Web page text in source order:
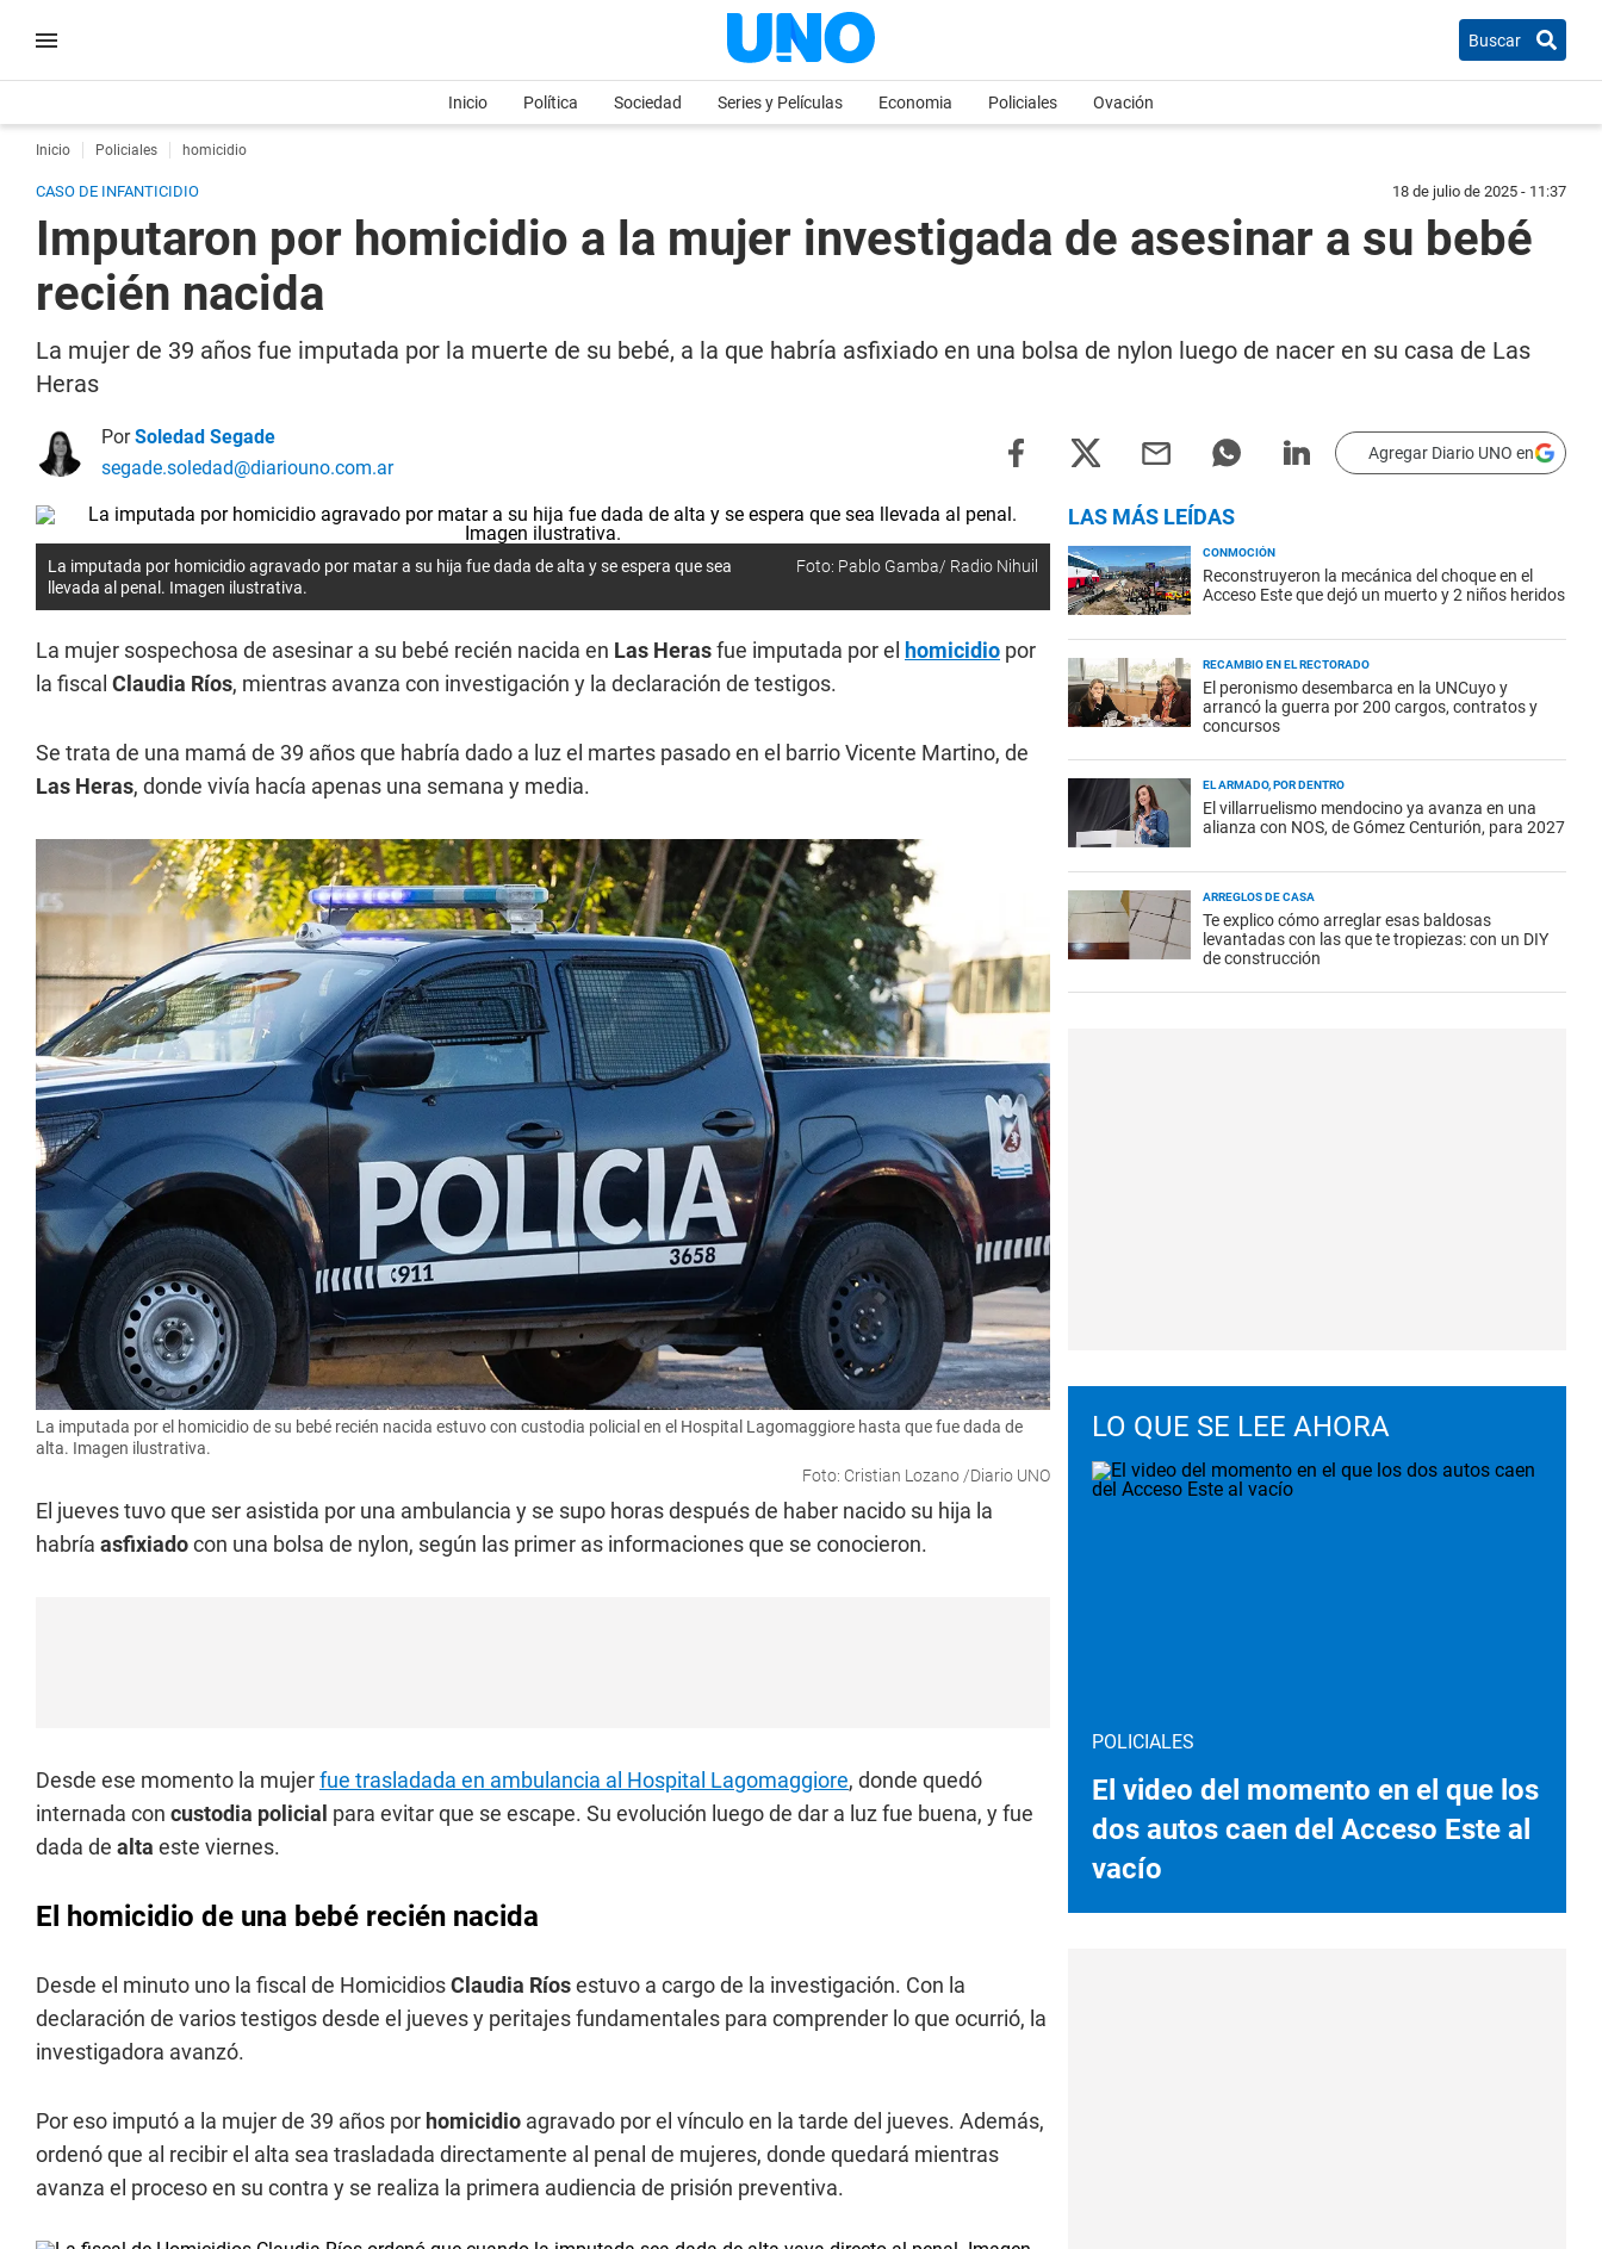
Buscar
Inicio Política Sociedad Series y Películas Economia Policiales Ovación
Inicio Policiales homicidio
CASO DE INFANTICIDIO 18 de julio de 2025 - 11:37
Imputaron por homicidio a la mujer investigada de asesinar a su bebé
recién nacida
La mujer de 39 años fue imputada por la muerte de su bebé, a la que habría asfixiado en una bolsa de nylon luego de nacer en su casa de Las
Heras
PorSoledad Segade
segade.soledad@diariouno.com.ar
Agregar Diario UNO en
La imputada por homicidio agravado por matar a su hija fue dada de alta y se espera que sea
llevada al penal. Imagen ilustrativa.
Foto: Pablo Gamba/ Radio Nihuil
La mujer sospechosa de asesinar a su bebé recién nacida en Las Herasfue imputada por el homicidio por
la fiscal Claudia Ríos, mientras avanza con investigación y la declaración de testigos.
Se trata de una mamá de 39 años que habría dado a luz el martes pasado en el barrio Vicente Martino, de
Las Heras, donde vivía hacía apenas una semana y media.
La imputada por el homicidio de su bebé recién nacida estuvo con custodia policial en el Hospital Lagomaggiore hasta que fue dada de
alta. Imagen ilustrativa.
Foto: Cristian Lozano /Diario UNO
El jueves tuvo que ser asistida por una ambulancia y se supo horas después de haber nacido su hija la
habría asfixiadocon una bolsa de nylon, según las primer as informaciones que se conocieron.
Desde ese momento la mujerfue trasladada en ambulancia al Hospital Lagomaggiore, donde quedó
internada con custodia policial para evitar que se escape. Su evolución luego de dar a luz fue buena, y fue
dada de alta este viernes.
El homicidio de una bebé recién nacida
Desde el minuto uno la fiscal de HomicidiosClaudia Ríosestuvo a cargo de la investigación. Con la
declaración de varios testigos desde el jueves y peritajes fundamentales para comprender lo que ocurrió, la
investigadora avanzó.
Por eso imputó a la mujer de 39 años por homicidio agravado por el vínculo en la tarde del jueves. Además,
ordenó que al recibir el alta sea trasladada directamente al penal de mujeres, donde quedará mientras
avanza el proceso en su contra y se realiza la primera audiencia de prisión preventiva.
LAS MÁS LEÍDAS
CONMOCIÓN
Reconstruyeron la mecánica del choque en el
Acceso Este que dejó un muerto y 2 niños heridos
RECAMBIO EN EL RECTORADO
El peronismo desembarca en la UNCuyo y
arrancó la guerra por 200 cargos, contratos y
concursos
EL ARMADO, POR DENTRO
El villarruelismo mendocino ya avanza en una
alianza con NOS, de Gómez Centurión, para 2027
ARREGLOS DE CASA
Te explico cómo arreglar esas baldosas
levantadas con las que te tropiezas: con un DIY
de construcción
LO QUE SE LEE AHORA
POLICIALES
El video del momento en el que los
dos autos caen del Acceso Este al
vacío